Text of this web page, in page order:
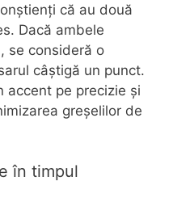
că au două
Dacă ambele
se consideră o
câștigă un punct.
accent pe precizie și
greșelilor de
în timpul